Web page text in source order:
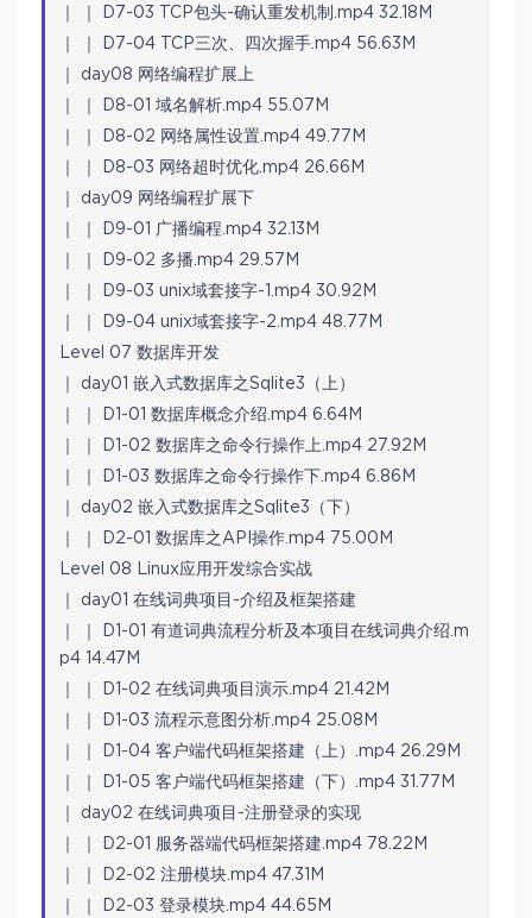
｜ ｜ D7-03 TCP包头-确认重发机制.mp4 32.18M
｜ ｜ D7-04 TCP三次、四次握手.mp4 56.63M
｜ day08 网络编程扩展上
｜ ｜ D8-01 域名解析.mp4 55.07M
｜ ｜ D8-02 网络属性设置.mp4 49.77M
｜ ｜ D8-03 网络超时优化.mp4 26.66M
｜ day09 网络编程扩展下
｜ ｜ D9-01 广播编程.mp4 32.13M
｜ ｜ D9-02 多播.mp4 29.57M
｜ ｜ D9-03 unix域套接字-1.mp4 30.92M
｜ ｜ D9-04 unix域套接字-2.mp4 48.77M
Level 07 数据库开发
｜ day01 嵌入式数据库之Sqlite3（上）
｜ ｜ D1-01 数据库概念介绍.mp4 6.64M
｜ ｜ D1-02 数据库之命令行操作上.mp4 27.92M
｜ ｜ D1-03 数据库之命令行操作下.mp4 6.86M
｜ day02 嵌入式数据库之Sqlite3（下）
｜ ｜ D2-01 数据库之API操作.mp4 75.00M
Level 08 Linux应用开发综合实战
｜ day01 在线词典项目-介绍及框架搭建
｜ ｜ D1-01 有道词典流程分析及本项目在线词典介绍.m
p4 14.47M
｜ ｜ D1-02 在线词典项目演示.mp4 21.42M
｜ ｜ D1-03 流程示意图分析.mp4 25.08M
｜ ｜ D1-04 客户端代码框架搭建（上）.mp4 26.29M
｜ ｜ D1-05 客户端代码框架搭建（下）.mp4 31.77M
｜ day02 在线词典项目-注册登录的实现
｜ ｜ D2-01 服务器端代码框架搭建.mp4 78.22M
｜ ｜ D2-02 注册模块.mp4 47.31M
｜ ｜ D2-03 登录模块.mp4 44.65M